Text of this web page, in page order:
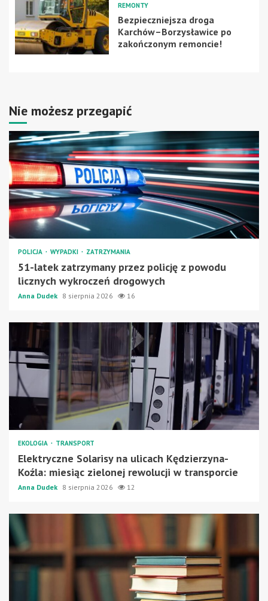
REMONTY
Bezpieczniejsza droga
Karchów–Borzysławice po
zakończonym remoncie!
Nie możesz przegapić
POLICJA WYPADKI ZATRZYMANIA
51-latek zatrzymany przez policję z powodu
licznych wykroczeń drogowych
Anna Dudek 8 sierpnia 2026 16
EKOLOGIA TRANSPORT
Elektryczne Solarisy na ulicach Kędzierzyna-
Koźla: miesiąc zielonej rewolucji w transporcie
Anna Dudek 8 sierpnia 2026 12